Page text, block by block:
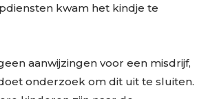
kwam het kindje te
aanwijzingen voor een misdrijf,
onderzoek om dit uit te sluiten.